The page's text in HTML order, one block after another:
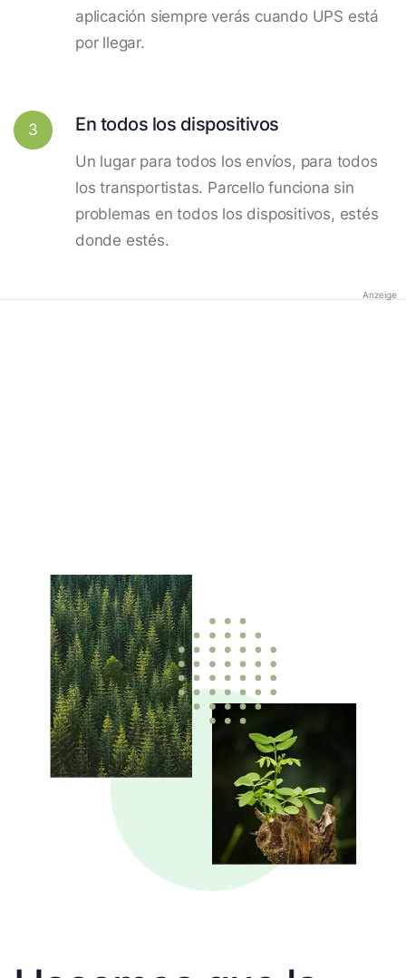
aplicación siempre verás cuando UPS está
por llegar.
3 En todos los dispositivos
Un lugar para todos los envíos, para todos
los transportistas. Parcello funciona sin
problemas en todos los dispositivos, estés
donde estés.
Anzeige